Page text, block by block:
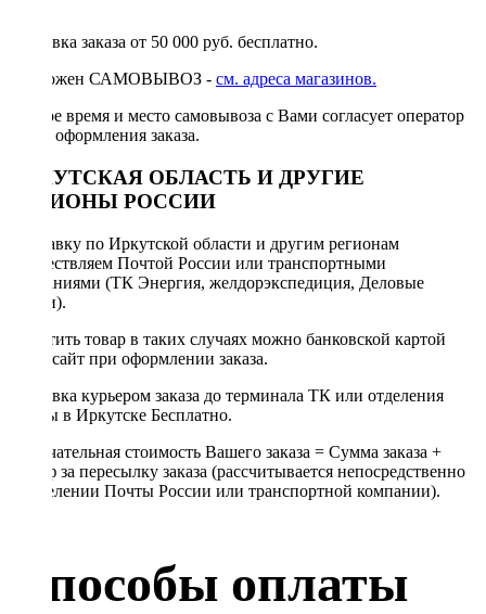
Доставка заказа от 50 000 руб. бесплатно.
Возможен САМОВЫВОЗ - см. адреса магазинов.
Точное время и место самовывоза с Вами согласует оператор
после оформления заказа.
ИРКУТСКАЯ ОБЛАСТЬ И ДРУГИЕ
РЕГИОНЫ РОССИИ
Отправку по Иркутской области и другим регионам
осуществляем Почтой России или транспортными
компаниями (ТК Энергия, желдорэкспедиция, Деловые
линии).
Оплатить товар в таких случаях можно банковской картой
через сайт при оформлении заказа.
Доставка курьером заказа до терминала ТК или отделения
Почты в Иркутске Бесплатно.
Окончательная стоимость Вашего заказа = Сумма заказа +
Тариф за пересылку заказа (рассчитывается непосредственно
в отделении Почты России или транспортной компании).
Способы оплаты